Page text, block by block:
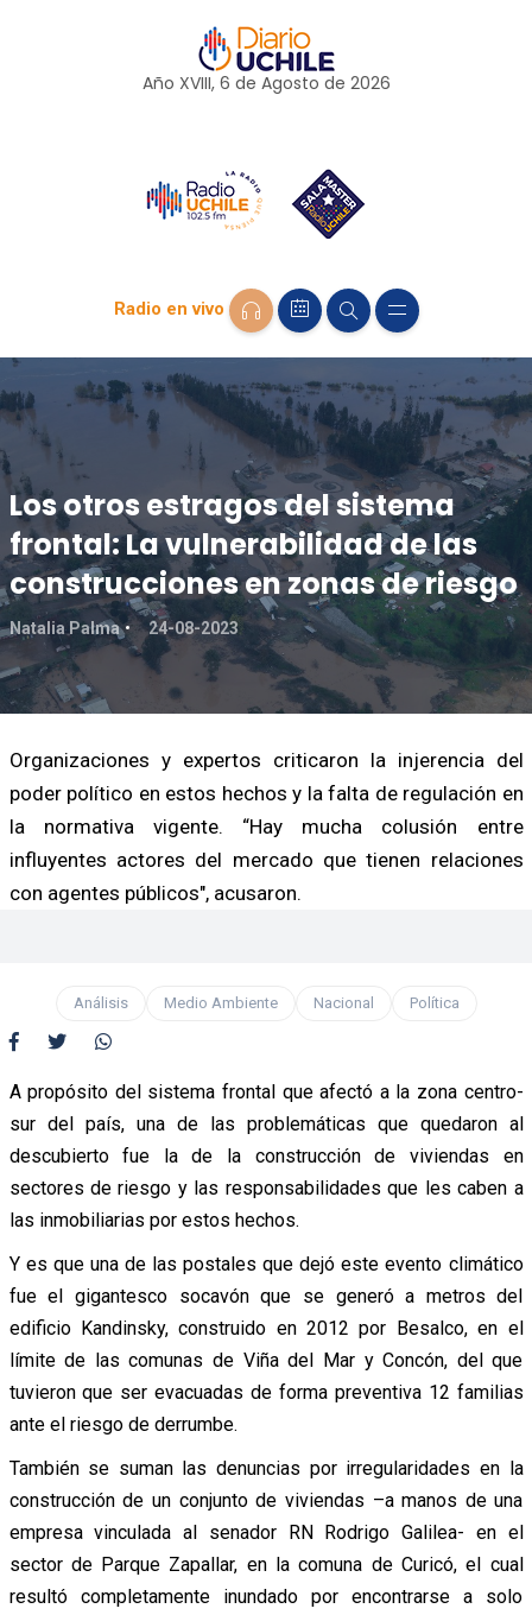
Año XVIII, 6 de Agosto de 2026
Radio en vivo
Los otros estragos del sistema
frontal: La vulnerabilidad de las
construcciones en zonas de riesgo
Natalia Palma 24-08-2023
Organizaciones y expertos criticaron la injerencia del
poder político en estos hechos y la falta de regulación en
la normativa vigente. “Hay mucha colusión entre
influyentes actores del mercado que tienen relaciones
con agentes públicos", acusaron.
Análisis Medio Ambiente Nacional Política
A propósito del sistema frontal que afectó a la zona centro-
sur del país, una de las problemáticas que quedaron al
descubierto fue la de la construcción de viviendas en
sectores de riesgo y las responsabilidades que les caben a
las inmobiliarias por estos hechos.
Y es que una de las postales que dejó este evento climático
fue el gigantesco socavón que se generó a metros del
edificio Kandinsky, construido en 2012 por Besalco, en el
límite de las comunas de Viña del Mar y Concón, del que
tuvieron que ser evacuadas de forma preventiva 12 familias
ante el riesgo de derrumbe.
También se suman las denuncias por irregularidades en la
construcción de un conjunto de viviendas –a manos de una
empresa vinculada al senador RN Rodrigo Galilea- en el
sector de Parque Zapallar, en la comuna de Curicó, el cual
resultó completamente inundado por encontrarse a solo